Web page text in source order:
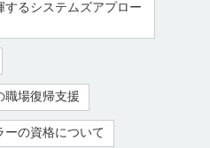
するシステムズアプロー
職場復帰支援
ーの資格について